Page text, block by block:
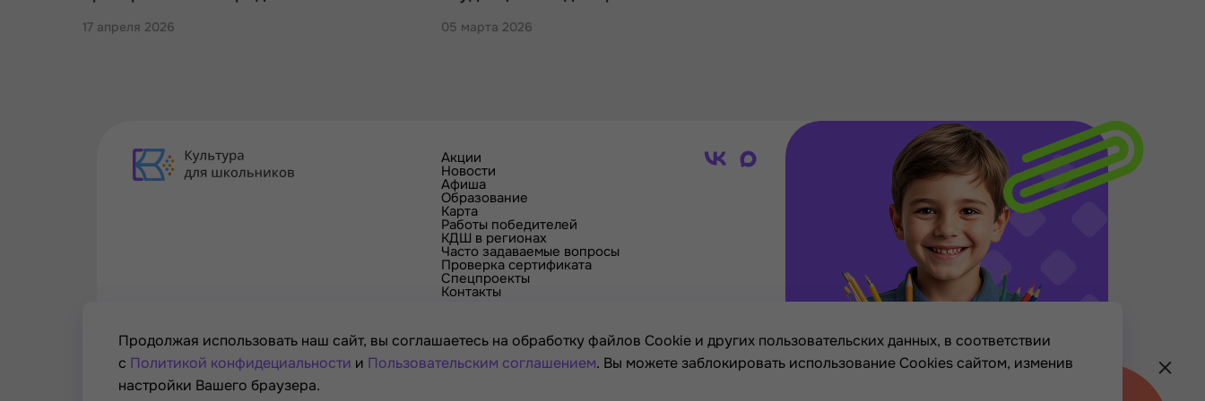
17 апреля 2026 05 марта 2026
Акции
Новости
Афиша
Образование
Карта
Работы победителей
КДШ в регионах
Часто задаваемые вопросы
Проверка сертификата
Спецпроекты
Контакты
Продолжая использовать наш сайт, вы соглашаетесь на обработку файлов Cookie и других пользовательских данных, в соответствии
с Политикой конфидециальности и Пользовательским соглашением. Вы можете заблокировать использование Cookies сайтом, изменив
настройки Вашего браузера.